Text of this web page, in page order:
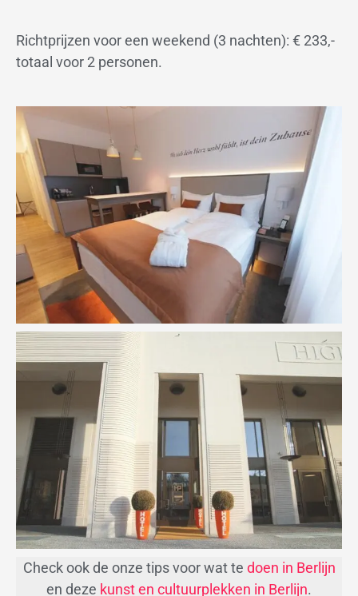
Richtprijzen voor een weekend (3 nachten): € 233,-
totaal voor 2 personen.
Check ook de onze tips voor wat te doen in Berlijn
en deze kunst en cultuurplekken in Berlijn.